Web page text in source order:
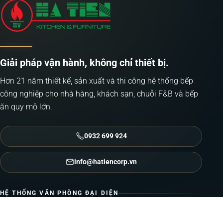
Giải pháp vận hành, không chỉ thiết bị.
Hơn 21 năm thiết kế, sản xuất và thi công hệ thống bếp
công nghiệp cho nhà hàng, khách sạn, chuỗi F&B và bếp
ăn quy mô lớn.
0932 699 924
info@hatiencorp.vn
HỆ THỐNG VĂN PHÒNG ĐẠI DIỆN